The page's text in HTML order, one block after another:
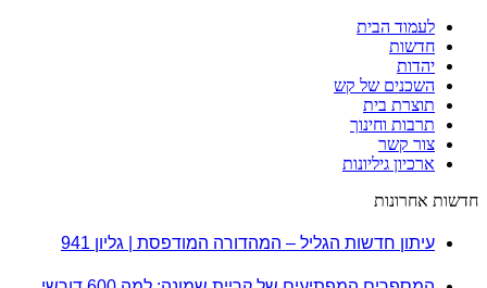
לעמוד הבית
חדשות
יהדות
השכנים של קש
תוצרת בית
תרבות וחינוך
צור קשר
ארכיון גיליונות
חדשות אחרונות
עיתון חדשות הגליל – המהדורה המודפסת | גליון 941